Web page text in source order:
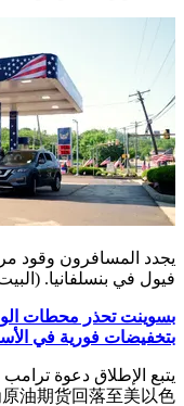
يجدد المسافرون وقود
فيول في بنسلفانيا.
بسوينت تحذر محطات
بتخفيضات فورية في
يتبع الإطلاق دعوة
油期货回落至美以色